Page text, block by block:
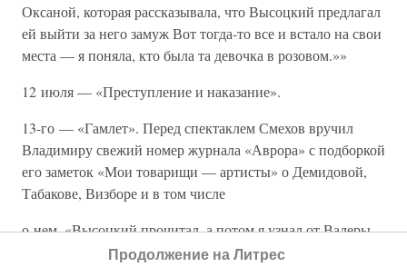
Оксаной, которая рассказывала, что Высоцкий предлагал
ей выйти за него замуж Вот тогда-то все и встало на свои
места — я поняла, кто была та девочка в розовом.»»
12 июля — «Преступление и наказание».
13-го — «Гамлет». Перед спектаклем Смехов вручил
Владимиру свежий номер журнала «Аврора» с подборкой
его заметок «Мои товарищи — артисты» о Демидовой,
Табакове, Визборе и в том числе
о нем. «Высоцкий прочитал, а потом я узнал от Валеры
Плотникова, какой странной похвалой он отметил
Продолжение на Литрес